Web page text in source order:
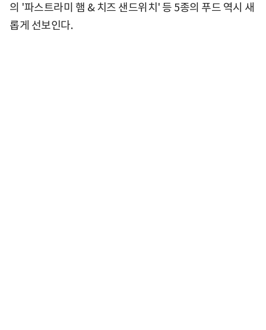
의 '파스트라미 햄 & 치즈 샌드위치' 등 5종의 푸드 역시 새
롭게 선보인다.